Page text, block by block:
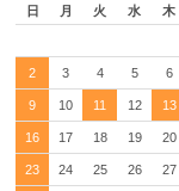
日
月 火 水 木
2 3 4 5 6
9 10 11 12 13
16 17 18 19 20
23 24 25 26 27